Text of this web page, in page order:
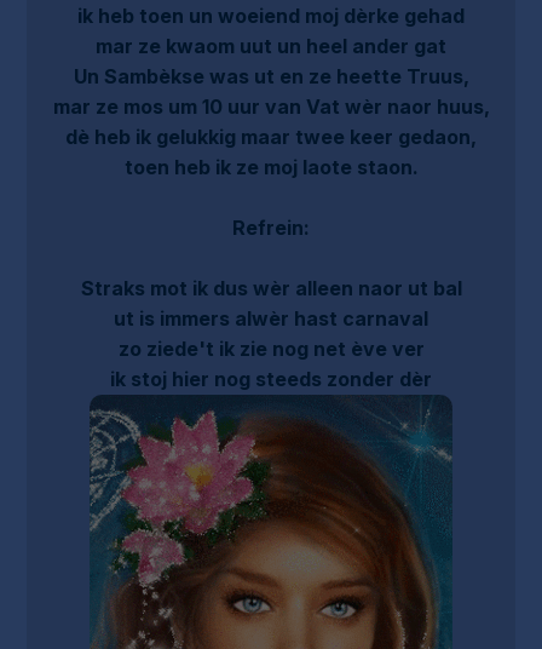
ik heb toen un woeiend moj dèrke gehad
mar ze kwaom uut un heel ander gat
Un Sambèkse was ut en ze heette Truus,
mar ze mos um 10 uur van Vat wèr naor huus,
dè heb ik gelukkig maar twee keer gedaon,
toen heb ik ze moj laote staon.
Refrein:
Straks mot ik dus wèr alleen naor ut bal
ut is immers alwèr hast carnaval
zo ziede't ik zie nog net ève ver
ik stoj hier nog steeds zonder dèr